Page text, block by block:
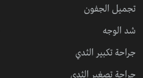
تجميل الجفون
شد الوجه
جراحة تكبير الثدي
جراحة تصغير الثدي